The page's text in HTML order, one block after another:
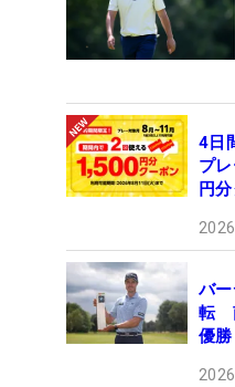
4日
プ
円
バ
転
優勝